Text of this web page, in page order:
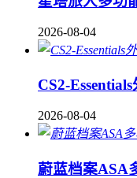
2026-08-04
CS2-
2026-08-04
蔚蓝档案ASA